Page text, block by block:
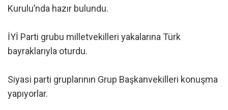
Kurulu’nda hazır bulundu.
İYİ Parti grubu milletvekilleri yakalarına Türk
bayraklarıyla oturdu.
Siyasi parti gruplarının Grup Başkanvekilleri konuşma
yapıyorlar.